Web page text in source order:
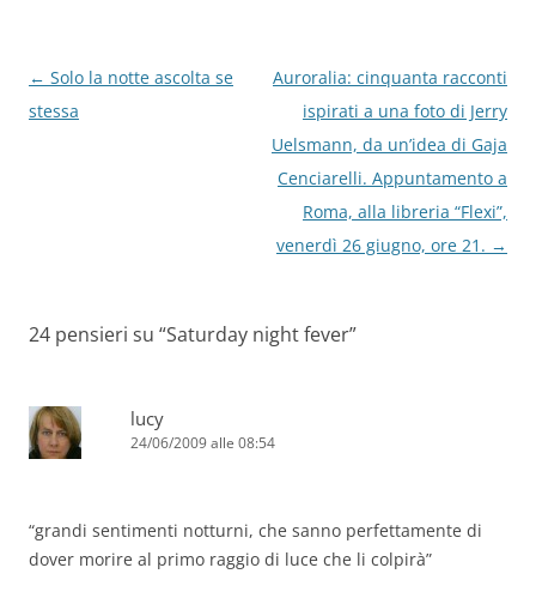
Navigazione
articolo
← Solo la notte ascolta se
stessa
Auroralia: cinquanta racconti
ispirati a una foto di Jerry
Uelsmann, da un’idea di Gaja
Cenciarelli. Appuntamento a
Roma, alla libreria “Flexi”,
venerdì 26 giugno, ore 21. →
24 pensieri su “Saturday night fever”
lucy
24/06/2009 alle 08:54
“grandi sentimenti notturni, che sanno perfettamente di
dover morire al primo raggio di luce che li colpirà”